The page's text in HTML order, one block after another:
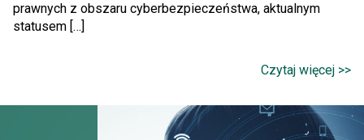
prawnych z obszaru cyberbezpieczeństwa, aktualnym
statusem […]
Czytaj więcej >>